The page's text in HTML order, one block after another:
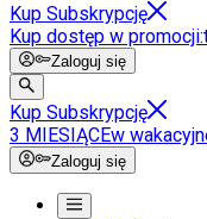
Kup Subskrypcję
Kup dostęp w promocji:
Zaloguj się
Kup Subskrypcję
3 MIESIĄCEw
Zaloguj się